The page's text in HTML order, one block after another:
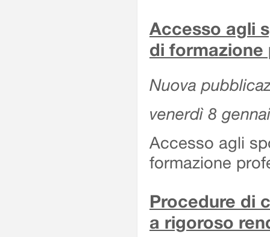
Accesso agli
di formazione
Nuova
venerdì 8
Accesso agli
formazione
Procedure di
a rigoroso